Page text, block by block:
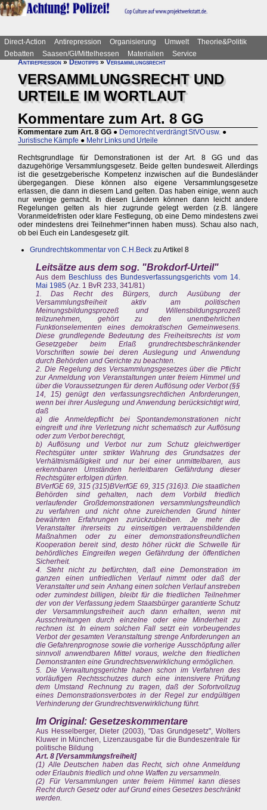
Direct-Action Antirepression Organisierung Umwelt
Theorie&Politik
Debatten
Saasen/GI/Mittelhessen Materialien
Service
Antirepression»Demotipps»Versammlungsrecht
VERSAMMLUNGSRECHT UND
URTEILE IM WORTLAUT
Kommentare zum Art. 8 GG
Kommentare zum Art. 8 GG ● Demorecht verdrängt StVO usw. ●
Juristische Kämpfe ● Mehr Links und Urteile
Rechtsgrundlage für Demonstrationen ist der Art. 8 GG und das
dazugehörige Versammlungsgesetz. Beide gelten bundesweit. Allerdings
ist die gesetzgeberische Kompetenz inzwischen auf die Bundesländer
übergegangen. Diese können also eigene Versammlungsgesetze
erlassen, die dann in diesem Land gelten. Das haben einige, wenn auch
nur wenige gemacht. In diesen Ländern können dann leicht andere
Regelungen gelten als hier zugrunde gelegt werden (z.B. längere
Voranmeldefristen oder klare Festlegung, ob eine Demo mindestens zwei
oder mindestens drei Teilnehmer*innen haben muss). Schau also nach,
ob bei Euch ein Landesgesetz gilt.
Grundrechtskommentar von C.H.Beck zu Artikel 8
Leitsätze aus dem sog. "Brokdorf-Urteil"
Aus dem Beschluss des Bundesverfassungsgerichts vom 14.
Mai 1985 (Az. 1 BvR 233, 341/81)
1. Das Recht des Bürgers, durch Ausübung der
Versammlungsfreiheit aktiv am politischen
Meinungsbildungsprozeß und Willensbildungsprozeß
teilzunehmen, gehört zu den unentbehrlichen
Funktionselementen eines demokratischen Gemeinwesens.
Diese grundlegende Bedeutung des Freiheitsrechts ist vom
Gesetzgeber beim Erlaß grundrechtsbeschränkender
Vorschriften sowie bei deren Auslegung und Anwendung
durch Behörden und Gerichte zu beachten.
2. Die Regelung des Versammlungsgesetzes über die Pflicht
zur Anmeldung von Veranstaltungen unter freiem Himmel und
über die Voraussetzungen für deren Auflösung oder Verbot (§§
14, 15) genügt den verfassungsrechtlichen Anforderungen,
wenn bei ihrer Auslegung und Anwendung berücksichtigt wird,
daß
a) die Anmeldepflicht bei Spontandemonstrationen nicht
eingreift und ihre Verletzung nicht schematisch zur Auflösung
oder zum Verbot berechtigt,
b) Auflösung und Verbot nur zum Schutz gleichwertiger
Rechtsgüter unter strikter Wahrung des Grundsatzes der
Verhältnismäßigkeit und nur bei einer unmittelbaren, aus
erkennbaren Umständen herleitbaren Gefährdung dieser
Rechtsgüter erfolgen dürfen.
BVerfGE 69, 315 (315)BVerfGE 69, 315 (316)3. Die staatlichen
Behörden sind gehalten, nach dem Vorbild friedlich
verlaufender Großdemonstrationen versammlungsfreundlich
zu verfahren und nicht ohne zureichenden Grund hinter
bewährten Erfahrungen zurückzubleiben. Je mehr die
Veranstalter ihrerseits zu einseitigen vertrauensbildenden
Maßnahmen oder zu einer demonstrationsfreundlichen
Kooperation bereit sind, desto höher rückt die Schwelle für
behördliches Eingreifen wegen Gefährdung der öffentlichen
Sicherheit.
4. Steht nicht zu befürchten, daß eine Demonstration im
ganzen einen unfriedlichen Verlauf nimmt oder daß der
Veranstalter und sein Anhang einen solchen Verlauf anstreben
oder zumindest billigen, bleibt für die friedlichen Teilnehmer
der von der Verfassung jedem Staatsbürger garantierte Schutz
der Versammlungsfreiheit auch dann erhalten, wenn mit
Ausschreitungen durch einzelne oder eine Minderheit zu
rechnen ist. In einem solchen Fall setzt ein vorbeugendes
Verbot der gesamten Veranstaltung strenge Anforderungen an
die Gefahrenprognose sowie die vorherige Ausschöpfung aller
sinnvoll anwendbaren Mittel voraus, welche den friedlichen
Demonstranten eine Grundrechtsverwirklichung ermöglichen.
5. Die Verwaltungsgerichte haben schon im Verfahren des
vorläufigen Rechtsschutzes durch eine intensivere Prüfung
dem Umstand Rechnung zu tragen, daß der Sofortvollzug
eines Demonstrationsverbotes in der Regel zur endgültigen
Verhinderung der Grundrechtsverwirklichung führt.
Im Original: Gesetzeskommentare
Aus Hesselberger, Dieter (2003), "Das Grundgesetz", Wolters
Kluwer in München, Lizenzausgabe für die Bundeszentrale für
politische Bildung
Art. 8 [Versammlungsfreiheit]
(1) Alle Deutschen haben das Recht, sich ohne Anmeldung
oder Erlaubnis friedlich und ohne Waffen zu versammeln.
(2) Für Versammlungen unter freiem Himmel kann dieses
Recht durch Gesetz oder auf Grund eines Gesetzes beschränkt
werden.